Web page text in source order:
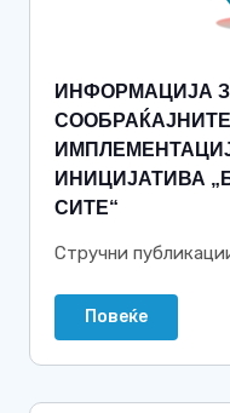
ИНФОРМАЦИЈА
ИНИЦИЈАТИВА
СИТЕ“
Стручни
Повеќе